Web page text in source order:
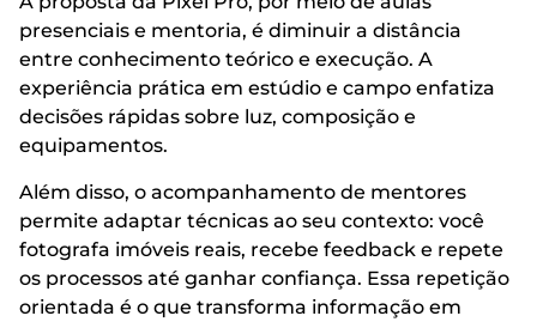
presenciais e mentoria, é diminuir a distância
entre conhecimento teórico e execução. A
experiência prática em estúdio e campo enfatiza
decisões rápidas sobre luz, composição e
equipamentos.
Além disso, o acompanhamento de mentores
permite adaptar técnicas ao seu contexto: você
fotografa imóveis reais, recebe feedback e repete
os processos até ganhar confiança. Essa repetição
orientada é o que transforma informação em